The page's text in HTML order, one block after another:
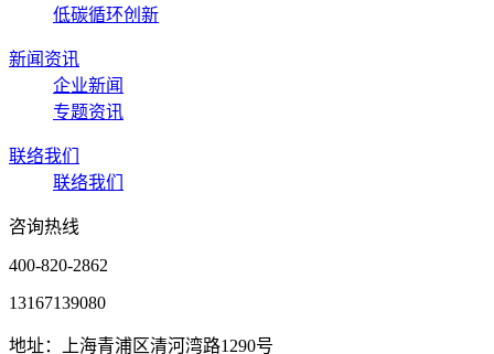
低碳循环创新
新闻资讯
企业新闻
专题资讯
联络我们
联络我们
咨询热线
400-820-2862
13167139080
地址：上海青浦区清河湾路1290号